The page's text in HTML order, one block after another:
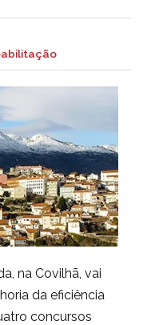
na Covilhã, vai
da eficiência
concursos